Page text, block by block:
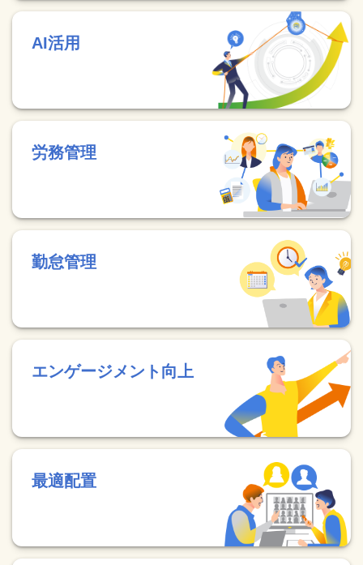
AI活用
労務管理
勤怠管理
エンゲージメント向上
最適配置